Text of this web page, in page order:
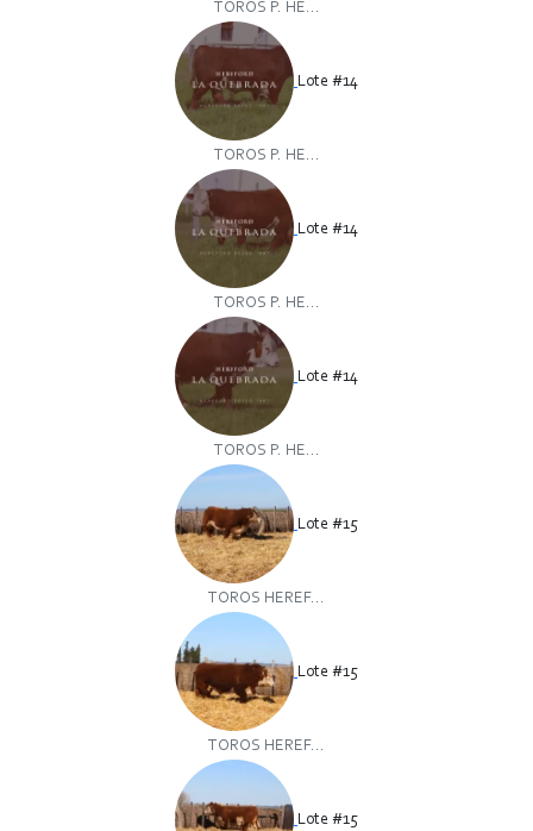
TOROS P. HE...
Lote #14
TOROS P. HE...
Lote #14
TOROS P. HE...
Lote #14
TOROS P. HE...
Lote #15
TOROS HEREF...
Lote #15
TOROS HEREF...
Lote #15